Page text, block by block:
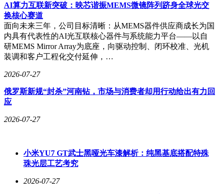
AI算力互联新突破：映芯谐振MEMS微镜阵列跻身全球光交
换核心赛道
面向未来三年，公司目标清晰：从MEMS器件供应商成长为国
内具有代表性的AI光互联核心器件与系统能力平台——以自
研MEMS Mirror Array为底座，向驱动控制、闭环校准、光机
装调和客户工程化交付延伸，…
2026-07-27
俄罗斯新规“封杀”河南钻，市场与消费者却用行动给出有力回
应
2026-07-27
小米YU7 GT武士黑哑光车漆解析：纯黑基底搭配特殊
珠光层工艺考究
2026-07-27